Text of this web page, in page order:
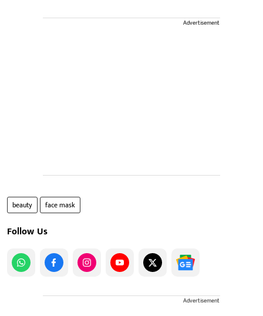
Advertisement
beauty face mask
Follow Us
Advertisement